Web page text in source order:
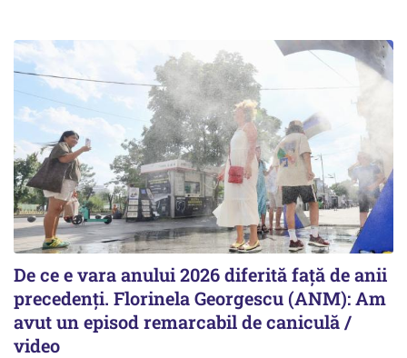
De ce e vara anului 2026 diferită față de anii
precedenți. Florinela Georgescu (ANM): Am
avut un episod remarcabil de caniculă /
video